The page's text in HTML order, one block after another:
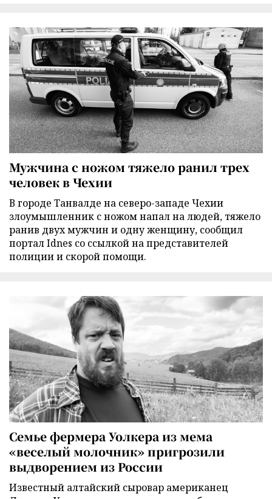
Мужчина с ножом тяжело ранил трех
человек в Чехии
В городе Танвалде на северо-западе Чехии
злоумышленник с ножом напал на людей, тяжело
ранив двух мужчин и одну женщину, сообщил
портал Idnes со ссылкой на представителей
полиции и скорой помощи.
Семье фермера Уолкера из мема
«веселый молочник» пригрозили
выдворением из России
Известный алтайский сыровар американец